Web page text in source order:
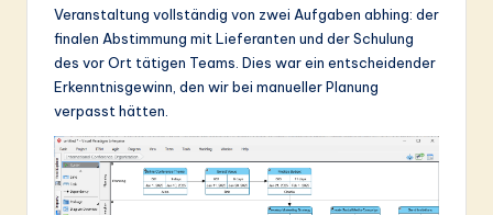
Veranstaltung vollständig von zwei Aufgaben abhing: der
finalen Abstimmung mit Lieferanten und der Schulung
des vor Ort tätigen Teams. Dies war ein entscheidender
Erkenntnisgewinn, den wir bei manueller Planung
verpasst hätten.